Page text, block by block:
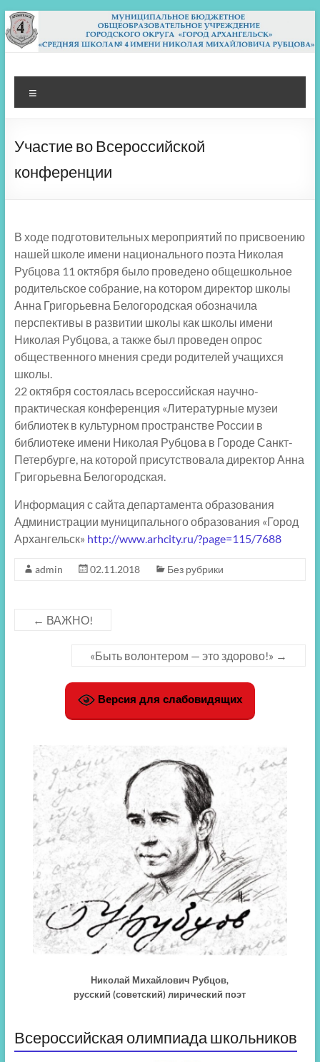
Перейти
к
содержимому
МБОУ СШ 4
Архангельск
Участие во Всероссийской
конференции
В ходе подготовительных мероприятий по присвоению
нашей школе имени национального поэта Николая
Рубцова 11 октября было проведено общешкольное
родительское собрание, на котором директор школы
Анна Григорьевна Белогородская обозначила
перспективы в развитии школы как школы имени
Николая Рубцова, а также был проведен опрос
общественного мнения среди родителей учащихся
школы.
22 октября состоялась всероссийская научно-
практическая конференция «Литературные музеи
библиотек в культурном пространстве России в
библиотеке имени Николая Рубцова в Городе Санкт-
Петербурге, на которой присутствовала директор Анна
Григорьевна Белогородская.
Информация с сайта департамента образования
Администрации муниципального образования «Город
Архангельск» http://www.arhcity.ru/?page=115/7688
admin 02.11.2018 Без рубрики
← ВАЖНО!
«Быть волонтером — это здорово!» →
Версия для слабовидящих
Николай Михайлович Рубцов,
русский (советский) лирический поэт
Всероссийская олимпиада школьников